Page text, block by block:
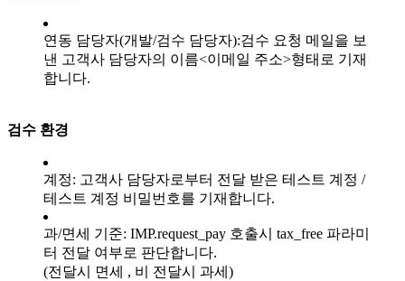
연동 담당자(개발/검수 담당자):검수 요청 메일을 보
낸 고객사 담당자의 이름<이메일 주소>형태로 기재
합니다.
검수 환경
계정: 고객사 담당자로부터 전달 받은 테스트 계정 /
테스트 계정 비밀번호를 기재합니다.
과/면세 기준: IMP.request_pay 호출시 tax_free 파라미
터 전달 여부로 판단합니다.
(전달시 면세 , 비 전달시 과세)